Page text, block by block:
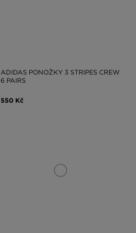
ADIDAS PONOŽKY 3 STRIPES CREW
6 PAIRS
550 Kč